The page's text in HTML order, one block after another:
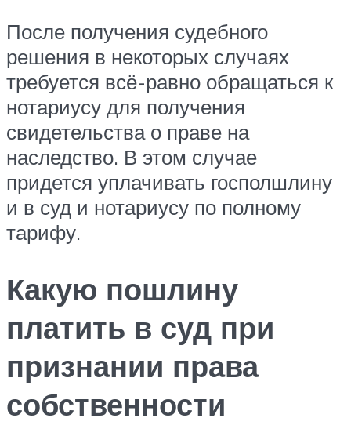
После получения судебного
решения в некоторых случаях
требуется всё-равно обращаться к
нотариусу для получения
свидетельства о праве на
наследство. В этом случае
придется уплачивать госполшлину
и в суд и нотариусу по полному
тарифу.
Какую пошлину
платить в суд при
признании права
собственности